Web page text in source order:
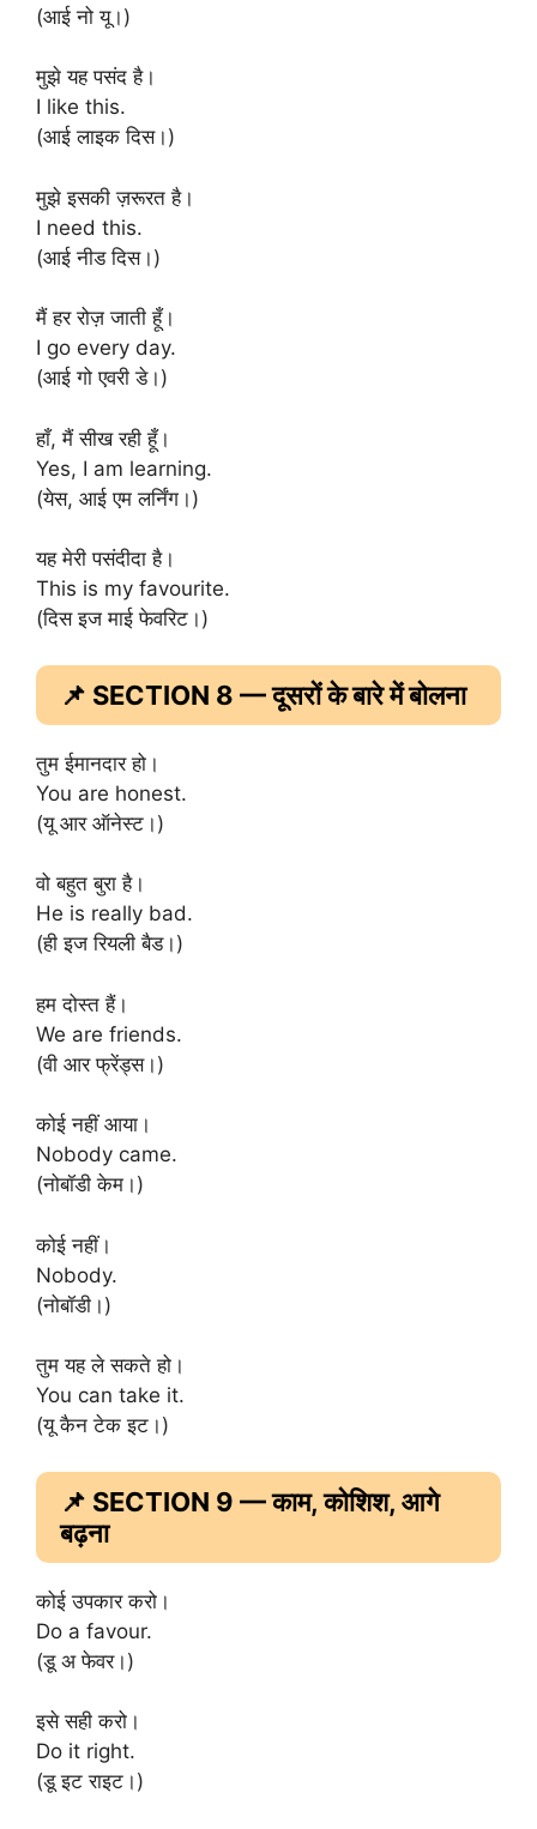
(आई नो यू।)
मुझे यह पसंद है।
I like this.
(आई लाइक दिस।)
मुझे इसकी ज़रूरत है।
I need this.
(आई नीड दिस।)
मैं हर रोज़ जाती हूँ।
I go every day.
(आई गो एवरी डे।)
हाँ, मैं सीख रही हूँ।
Yes, I am learning.
(येस, आई एम लर्निंग।)
यह मेरी पसंदीदा है।
This is my favourite.
(दिस इज माई फेवरिट।)
📌 SECTION 8 — दूसरों के बारे में बोलना
तुम ईमानदार हो।
You are honest.
(यू आर ऑनेस्ट।)
वो बहुत बुरा है।
He is really bad.
(ही इज रियली बैड।)
हम दोस्त हैं।
We are friends.
(वी आर फ्रेंड्स।)
कोई नहीं आया।
Nobody came.
(नोबॉडी केम।)
कोई नहीं।
Nobody.
(नोबॉडी।)
तुम यह ले सकते हो।
You can take it.
(यू कैन टेक इट।)
📌 SECTION 9 — काम, कोशिश, आगे
बढ़ना
कोई उपकार करो।
Do a favour.
(डू अ फेवर।)
इसे सही करो।
Do it right.
(डू इट राइट।)